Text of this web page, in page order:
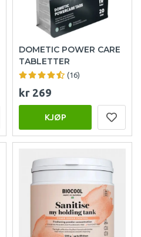
DOMETIC POWER CARE
TABLETTER
(16)
kr 269
KJØP